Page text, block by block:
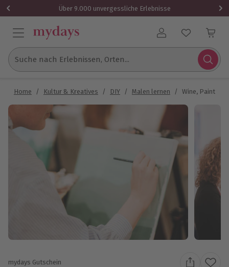
Über 9.000 unvergessliche Erlebnisse
Benutzerkonto
Suche nach Erlebnissen, Orten...
Home / Kultur & Kreatives / DIY / Malen lernen / Wine, Paint &
mydays Gutschein